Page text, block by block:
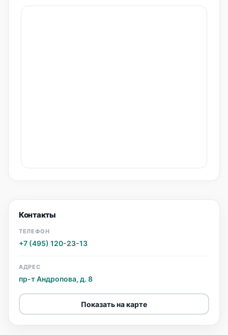
Контакты
ТЕЛЕФОН
+7 (495) 120-23-13
АДРЕС
пр-т Андропова, д. 8
Показать на карте